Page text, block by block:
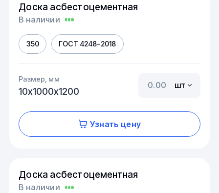
Доска асбестоцементная
В наличии
350 ГОСТ 4248-2018
Размер, мм
10х1000х1200
шт
Узнать цену
Доска асбестоцементная
В наличии